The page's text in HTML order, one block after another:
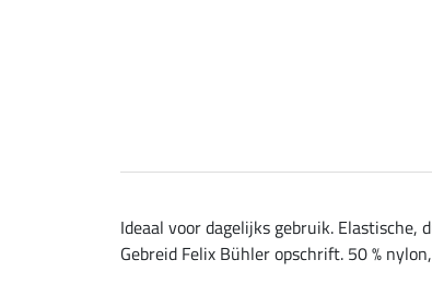
Ideaal voor dagelijks gebruik.
Gebreid Felix Bühler opschrift. 50 %